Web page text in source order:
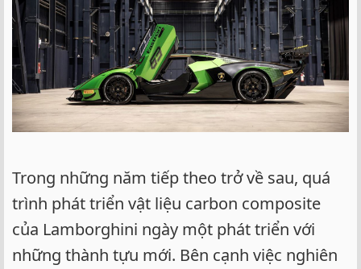
Trong những năm tiếp theo trở về sau, quá
trình phát triển vật liệu carbon composite
của Lamborghini ngày một phát triển với
những thành tựu mới. Bên cạnh việc nghiên